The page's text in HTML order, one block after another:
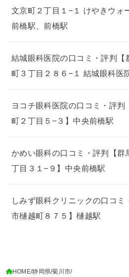
文京町２丁目１−１ けやきウォ
前橋駅、前橋駅
結城眼科医院の口コミ・評判【
町３丁目２８６−１ 結城眼科医
ヨコチ眼科医院の口コミ・評判
町２丁目５−３】中央前橋駅
かめい眼科の口コミ・評判【群
丁目３１−９】中央前橋駅
しみず眼科クリニックの口コミ
市樋越町８７５】樋越駅
HOME 静岡県 菊川市